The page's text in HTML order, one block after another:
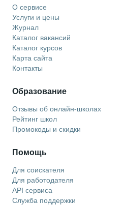
О сервисе
Услуги и цены
Журнал
Каталог вакансий
Каталог курсов
Карта сайта
Контакты
Образование
Отзывы об онлайн-школах
Рейтинг школ
Промокоды и скидки
Помощь
Для соискателя
Для работодателя
API сервиса
Служба поддержки